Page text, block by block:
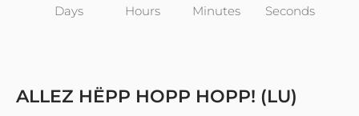
Days Hours Minutes Seconds
ALLEZ HËPP HOPP HOPP! (LU)